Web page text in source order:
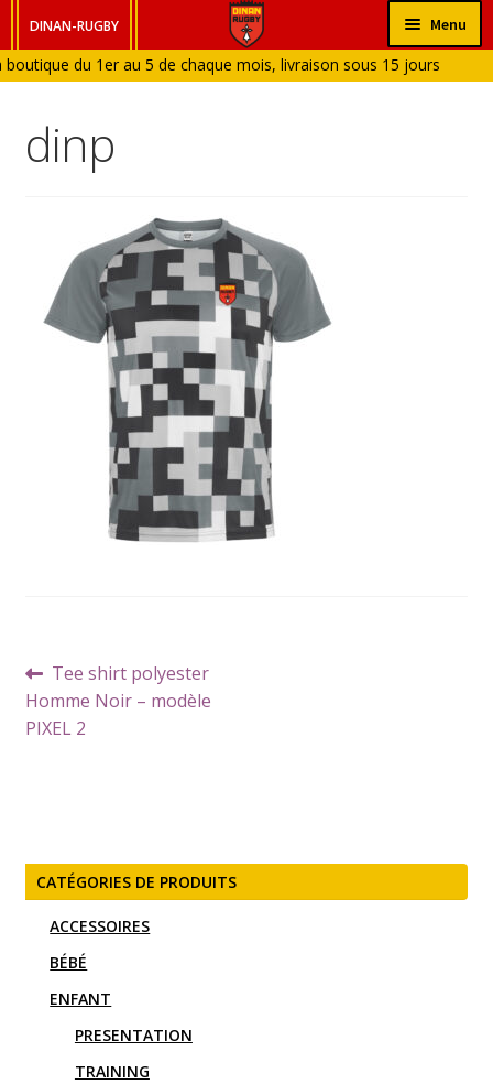
la
contenu
DINAN-RUGBY Menu
HOMME
du 1er au 5 de chaque mois, livraison sous 15 jours
6 ( Boutique fermée en Janvier et en Aout)
dinp
Navigation
de
l’article
Article
précédent :
Tee shirt polyester
Homme Noir – modèle
PIXEL 2
CATÉGORIES DE PRODUITS
ACCESSOIRES
BÉBÉ
ENFANT
PRESENTATION
TRAINING